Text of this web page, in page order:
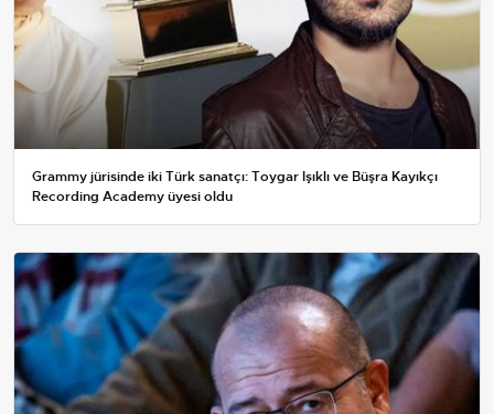
Grammy jürisinde iki Türk sanatçı: Toygar Işıklı ve Büşra Kayıkçı
Recording Academy üyesi oldu